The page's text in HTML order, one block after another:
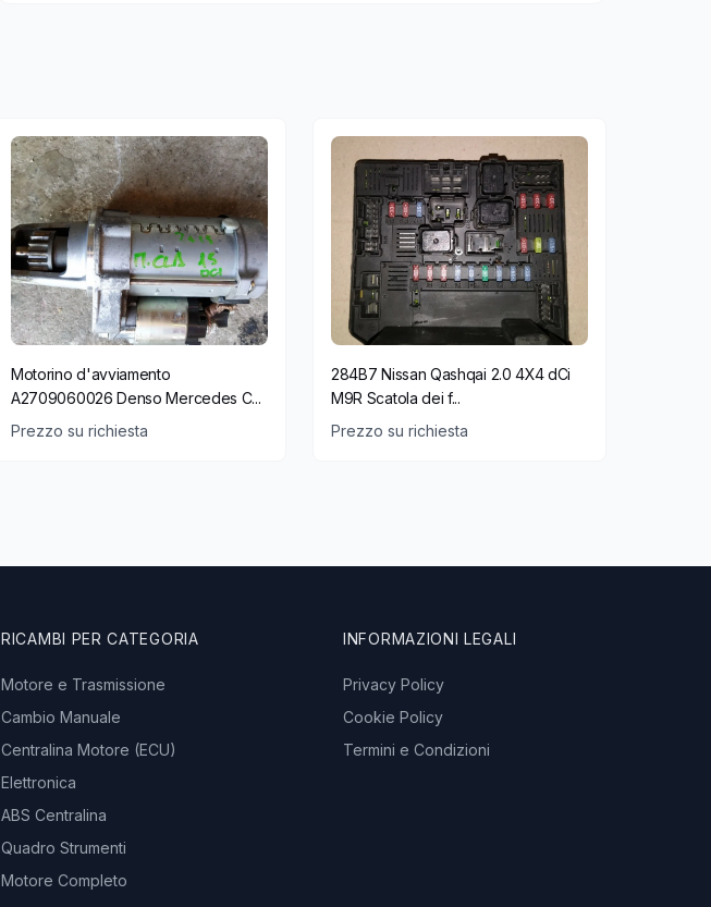
Motorino d'avviamento
A2709060026 Denso Mercedes C...
Prezzo su richiesta
284B7 Nissan Qashqai 2.0 4X4 dCi
M9R Scatola dei f...
Prezzo su richiesta
RICAMBI PER CATEGORIA
Motore e Trasmissione
Cambio Manuale
Centralina Motore (ECU)
Elettronica
ABS Centralina
Quadro Strumenti
Motore Completo
INFORMAZIONI LEGALI
Privacy Policy
Cookie Policy
Termini e Condizioni